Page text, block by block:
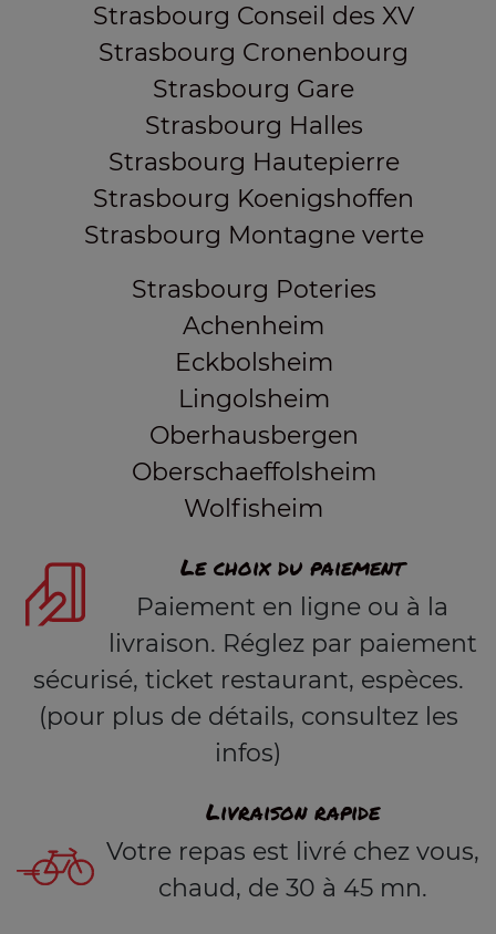
Strasbourg Conseil des XV
Strasbourg Cronenbourg
Strasbourg Gare
Strasbourg Halles
Strasbourg Hautepierre
Strasbourg Koenigshoffen
Strasbourg Montagne verte
Strasbourg Poteries
Achenheim
Eckbolsheim
Lingolsheim
Oberhausbergen
Oberschaeffolsheim
Wolfisheim
Le choix du paiement
Paiement en ligne ou à la
livraison. Réglez par paiement
sécurisé, ticket restaurant, espèces.
(pour plus de détails, consultez les
infos)
Livraison rapide
Votre repas est livré chez vous,
chaud, de 30 à 45 mn.